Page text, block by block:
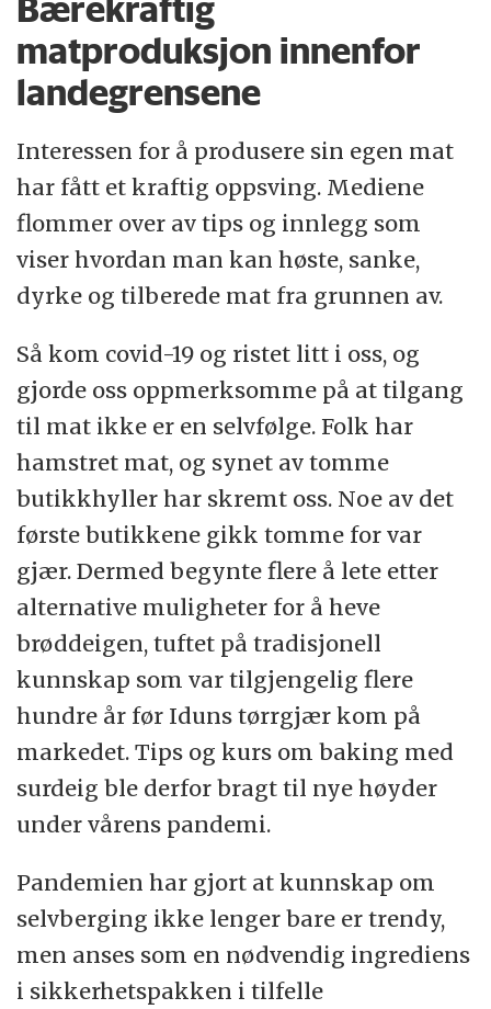
matproduksjon innenfor
landegrensene
Interessen for å produsere sin egen mat
har fått et kraftig oppsving. Mediene
flommer over av tips og innlegg som
viser hvordan man kan høste, sanke,
dyrke og tilberede mat fra grunnen av.
Så kom covid-19 og ristet litt i oss, og
gjorde oss oppmerksomme på at tilgang
til mat ikke er en selvfølge. Folk har
hamstret mat, og synet av tomme
butikkhyller har skremt oss. Noe av det
første butikkene gikk tomme for var
gjær. Dermed begynte flere å lete etter
alternative muligheter for å heve
brøddeigen, tuftet på tradisjonell
kunnskap som var tilgjengelig flere
hundre år før Iduns tørrgjær kom på
markedet. Tips og kurs om baking med
surdeig ble derfor bragt til nye høyder
under vårens pandemi.
Pandemien har gjort at kunnskap om
selvberging ikke lenger bare er trendy,
men anses som en nødvendig ingrediens
i sikkerhetspakken i tilfelle